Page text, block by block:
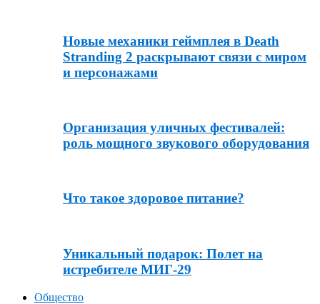
Новые механики геймплея в Death
Stranding 2 раскрывают связи с миром
и персонажами
Организация уличных фестивалей:
роль мощного звукового оборудования
Что такое здоровое питание?
Уникальный подарок: Полет на
истребителе МИГ-29
Общество